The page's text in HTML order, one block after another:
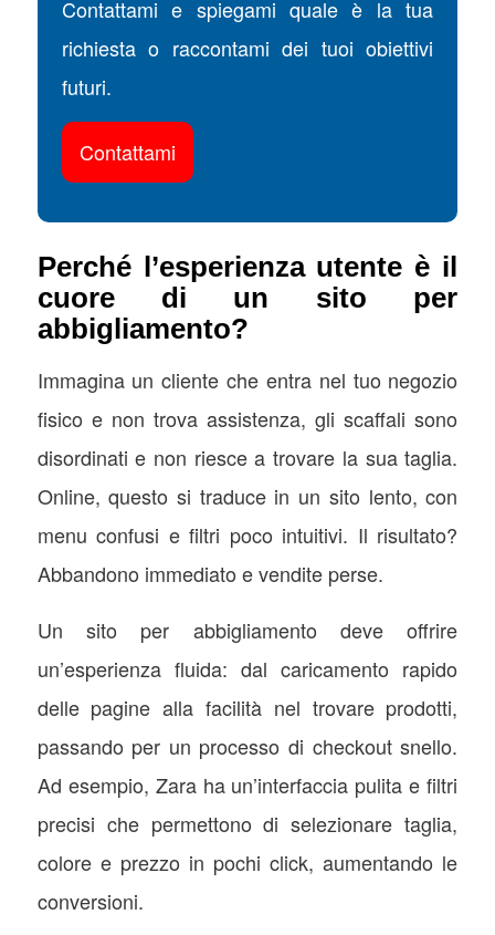
Contattami e spiegami quale è la tua
richiesta o raccontami dei tuoi obiettivi
futuri.
Contattami
Perché l’esperienza utente è il
cuore di un sito per
abbigliamento?
Immagina un cliente che entra nel tuo negozio
fisico e non trova assistenza, gli scaffali sono
disordinati e non riesce a trovare la sua taglia.
Online, questo si traduce in un sito lento, con
menu confusi e filtri poco intuitivi. Il risultato?
Abbandono immediato e vendite perse.
Un sito per abbigliamento deve offrire
un’esperienza fluida: dal caricamento rapido
delle pagine alla facilità nel trovare prodotti,
passando per un processo di checkout snello.
Ad esempio, Zara ha un’interfaccia pulita e filtri
precisi che permettono di selezionare taglia,
colore e prezzo in pochi click, aumentando le
conversioni.